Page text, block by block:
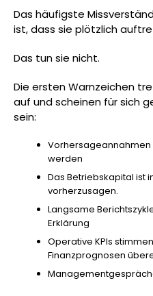
Das häufigste
ist, dass sie plötzlich
Das tun sie nicht.
Die ersten Warnzeichen
auf und scheinen für sich
sein:
werden
Das Betriebskapital ist
vorherzusagen.
Langsame
Erklärung
Operative KPIs
Finanzprognosen